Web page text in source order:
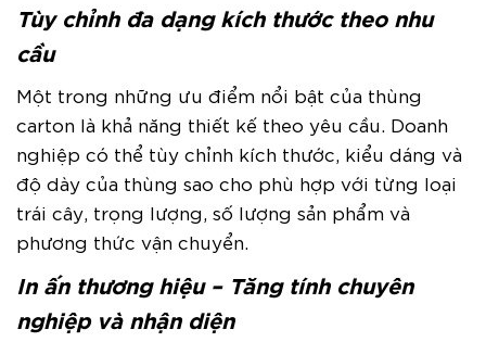
Tùy chỉnh đa dạng kích thước theo nhu
cầu
Một trong những ưu điểm nổi bật của thùng
carton là khả năng thiết kế theo yêu cầu. Doanh
nghiệp có thể tùy chỉnh kích thước, kiểu dáng và
độ dày của thùng sao cho phù hợp với từng loại
trái cây, trọng lượng, số lượng sản phẩm và
phương thức vận chuyển.
In ấn thương hiệu – Tăng tính chuyên
nghiệp và nhận diện